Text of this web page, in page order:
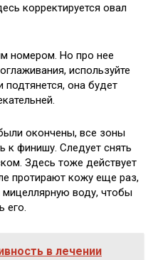
корректируется овал
номером. Но про нее
используйте
она будет
окончены, все зоны
к финишу. Следует снять
Здесь тоже действует
протирают кожу еще раз,
воду, чтобы
его.
в лечении